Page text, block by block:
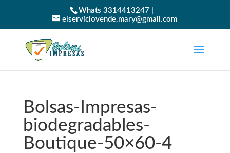
Whats 3314413247 |
elserviciovende.mary@gmail.com
Bolsas-Impresas-
biodegradables-
Boutique-50×60-4